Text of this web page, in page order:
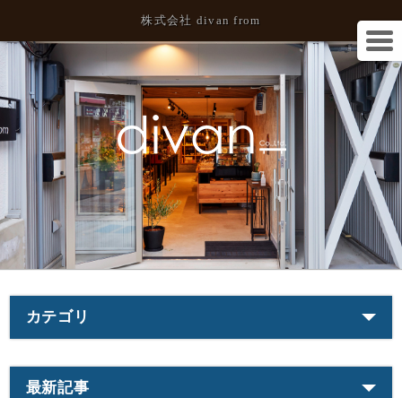
株式会社 divan from
カテゴリ
最新記事